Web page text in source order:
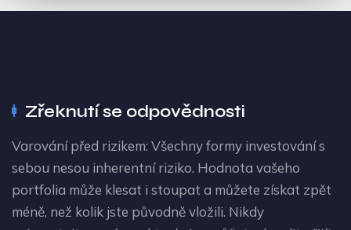
Zřeknutí se odpovědnosti
Varování před rizikem: Všechny formy investování s
sebou nesou inherentní riziko. Hodnota vašeho
portfolia může klesat i stoupat a můžete získat zpět
méně, než kolik jste původně vložili. Nikdy